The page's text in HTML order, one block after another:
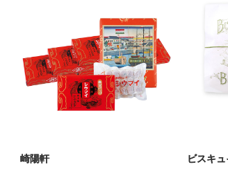
崎陽軒
ビスキ